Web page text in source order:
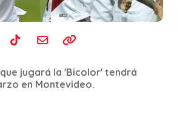
jugará la 'Bicolor' tendrá
en Montevideo.